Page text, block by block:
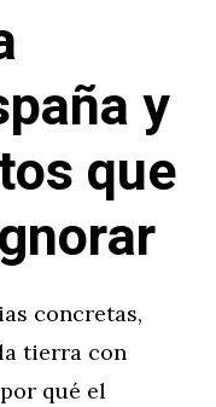
y
que
concretas,
tierra con
qué el